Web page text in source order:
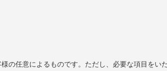
の任意によるものです。ただし、必要な項目をい